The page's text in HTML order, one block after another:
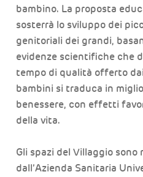
bambino. La proposta
sosterrà lo sviluppo dei
genitoriali dei grandi,
evidenze scientifiche che
tempo di qualità offerto
bambini si traduca in
benessere, con effetti
della vita.
Gli spazi del Villaggio sono
dall’Azienda Sanitaria